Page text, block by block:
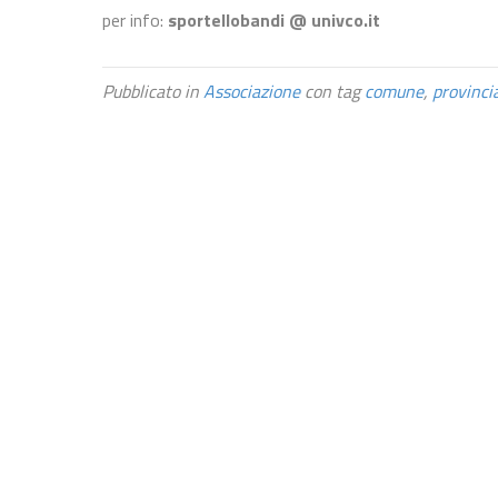
per info: sportellobandi @ univco.it
Pubblicato inAssociazionecon tagcomune,